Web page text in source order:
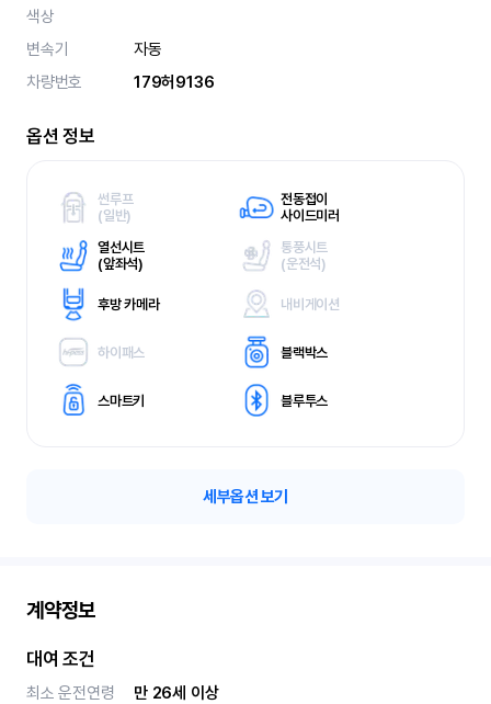
색상
변속기
자동
차량번호
179허9136
옵션 정보
썬루프
(일반)
전동접이
사이드미러
열선시트
(앞좌석)
통풍시트
(운전석)
후방 카메라 내비게이션
하이패스 블랙박스
스마트키 블루투스
세부옵션 보기
계약정보
대여 조건
최소 운전연령
만 26세 이상